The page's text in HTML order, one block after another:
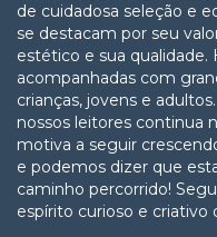
de cuidadosa seleção e
se destacam por seu
estético e sua qualidade.
acompanhadas com
crianças, jovens e
nossos leitores continua
motiva a seguir
e podemos dizer que
caminho percorrido!
espírito curioso e criativo